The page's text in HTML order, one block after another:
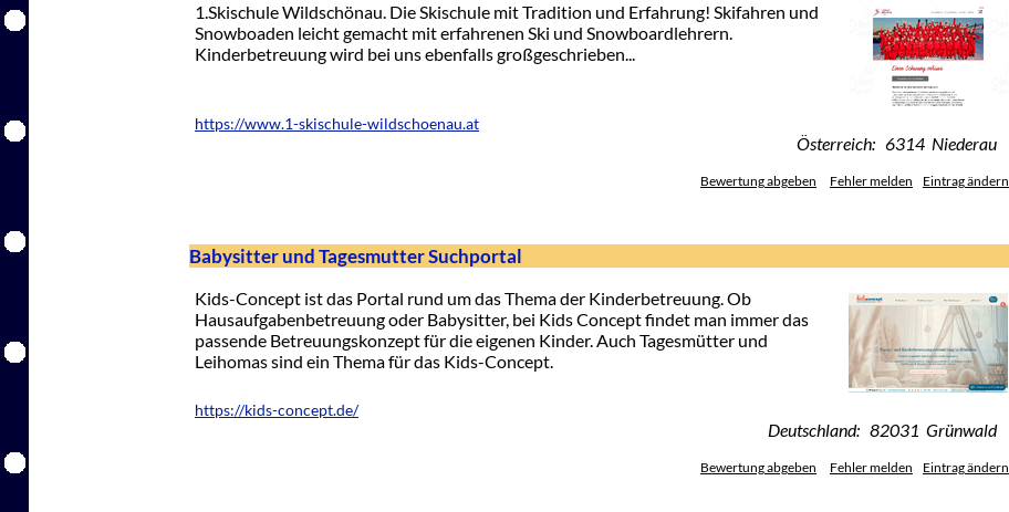
1.Skischule Wildschönau. Die Skischule mit Tradition und Erfahrung! Skifahren und
Snowboaden leicht gemacht mit erfahrenen Ski und Snowboardlehrern.
Kinderbetreuung wird bei uns ebenfalls großgeschrieben...
https://www.1-skischule-wildschoenau.at
Österreich: 6314 Niederau
Bewertung abgeben Fehler melden Eintrag ändern
Babysitter und Tagesmutter Suchportal
Kids-Concept ist das Portal rund um das Thema der Kinderbetreuung. Ob
Hausaufgabenbetreuung oder Babysitter, bei Kids Concept findet man immer das
passende Betreuungskonzept für die eigenen Kinder. Auch Tagesmütter und
Leihomas sind ein Thema für das Kids-Concept.
https://kids-concept.de/
Deutschland: 82031 Grünwald
Bewertung abgeben Fehler melden Eintrag ändern